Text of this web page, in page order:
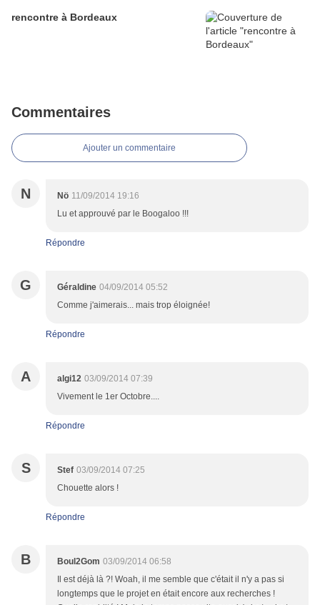
rencontre à Bordeaux
Commentaires
Ajouter un commentaire
N Nö 11/09/2014 19:16
Lu et approuvé par le Boogaloo !!!
Répondre
G Géraldine 04/09/2014 05:52
Comme j'aimerais... mais trop éloignée!
Répondre
A algi12 03/09/2014 07:39
Vivement le 1er Octobre....
Répondre
S Stef 03/09/2014 07:25
Chouette alors !
Répondre
B Boul2Gom 03/09/2014 06:58
Il est déjà là ?! Woah, il me semble que c'était il n'y a pas si
longtemps que le projet en était encore aux recherches !